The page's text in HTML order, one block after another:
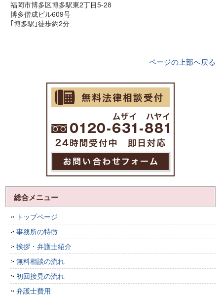
福岡市博多区博多駅東2丁目5-28
博多偕成ビル609号
｢博多駅｣徒歩約2分
ページの上部へ戻る
総合メニュー
トップページ
事務所の特徴
挨拶・弁護士紹介
無料相談の流れ
初回接見の流れ
弁護士費用